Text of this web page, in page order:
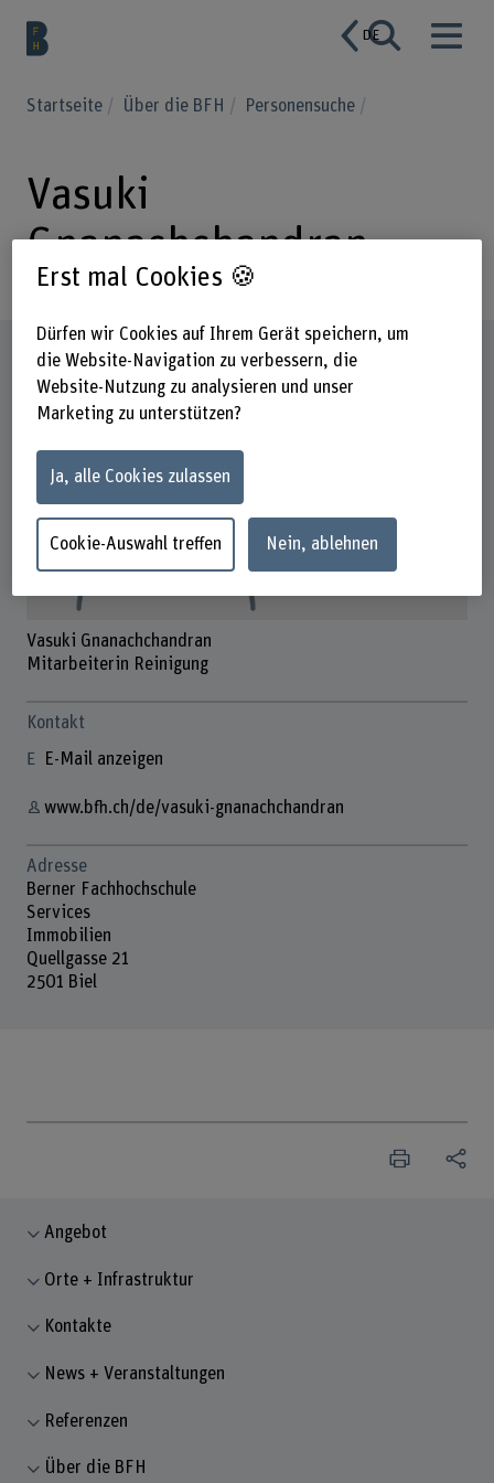
DE
Startseite Über die BFH Personensuche
Vasuki
Gnanachchandran
Steckbrief
Vasuki Gnanachchandran
Mitarbeiterin Reinigung
Kontakt
E-Mail anzeigen
www.bfh.ch/de/vasuki-gnanachchandran
Adresse
Berner Fachhochschule
Services
Immobilien
Quellgasse 21
2501 Biel
Angebot
Orte + Infrastruktur
Kontakte
News + Veranstaltungen
Referenzen
Über die BFH
Erst mal Cookies 🍪
Dürfen wir Cookies auf Ihrem Gerät speichern, um
die Website-Navigation zu verbessern, die
Website-Nutzung zu analysieren und unser
Marketing zu unterstützen?
Ja, alle Cookies zulassen
Cookie-Auswahl treffen Nein, ablehnen